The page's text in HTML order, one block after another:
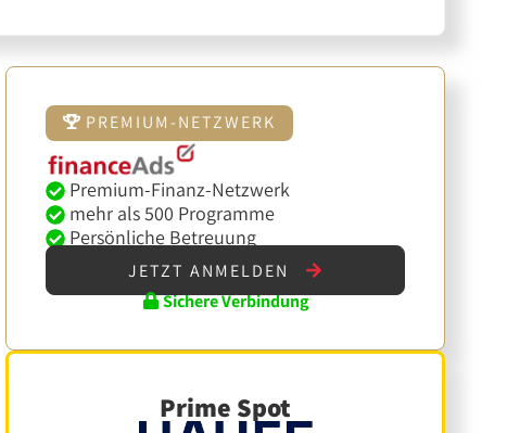
PREMIUM-NETZWERK
Premium-Finanz-Netzwerk
mehr als 500 Programme
Persönliche Betreuung
JETZT ANMELDEN
Sichere Verbindung
Prime Spot